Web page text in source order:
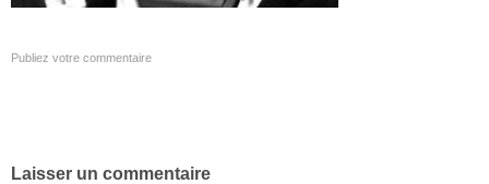
Publiez votre commentaire
Laisser un commentaire